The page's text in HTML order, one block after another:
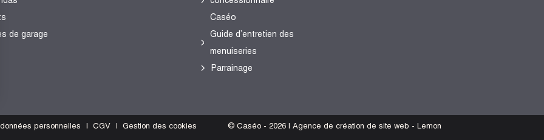
de confidentialité, en garantissant la conformité avec les réglementations. Personnalisez vos préférences pour
de garage
Caséo
Guide d’entretien des
menuiseries
Parrainage
personnelles CGV Gestion des cookies © Caséo - 2026 | Agence de création de site web - Lemon